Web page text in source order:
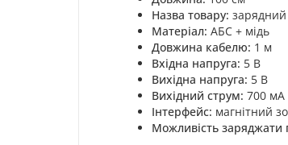
Назва товару: зарядний
Матеріал: АБС + мідь
Довжина кабелю: 1 м
Вхідна напруга: 5 В
Вихідна напруга: 5 В
Вихідний струм: 700 мА
Інтерфейс: магнітний
Можливість заряджати